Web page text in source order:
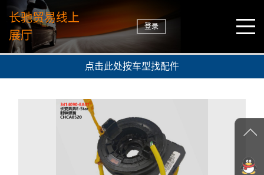
长驰贸易线上
展厅
登录
点击此处按车型找配件